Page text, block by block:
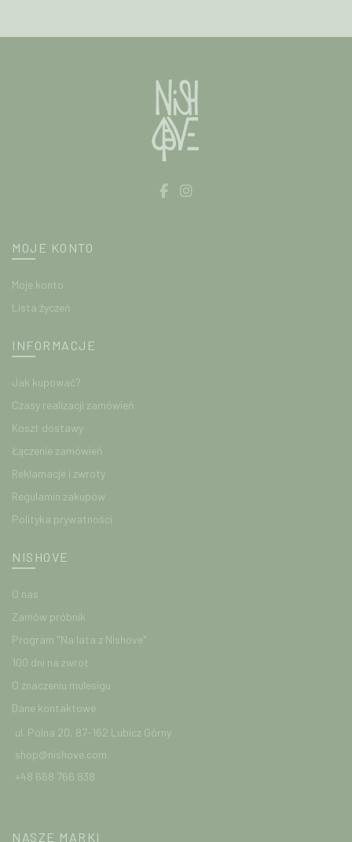
stronie
MOJE KONTO
Moje konto
Lista życzeń
INFORMACJE
Jak kupować?
Czasy realizacji zamówień
Koszt dostawy
Łączenie zamówień
Reklamacje i zwroty
Regulamin zakupów
Polityka prywatności
NISHOVE
O nas
Zamów próbnik
Program "Na lata z Nishove"
100 dni na zwrot
O znaczeniu mulesigu
Dane kontaktowe
ul. Polna 20, 87-162 Lubicz Górny
shop@nishove.com
+48 668 766 838
NASZE MARKI